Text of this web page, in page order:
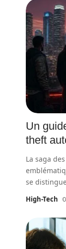
Un
theft
La saga
se
High-Tech